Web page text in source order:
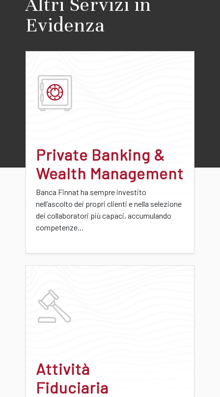
Evidenza
Private Banking &
Wealth Management
Banca Finnat ha sempre investito
nell’ascolto dei propri clienti e nella selezione
dei collaboratori più capaci, accumulando
competenze...
Attività
Fiduciaria